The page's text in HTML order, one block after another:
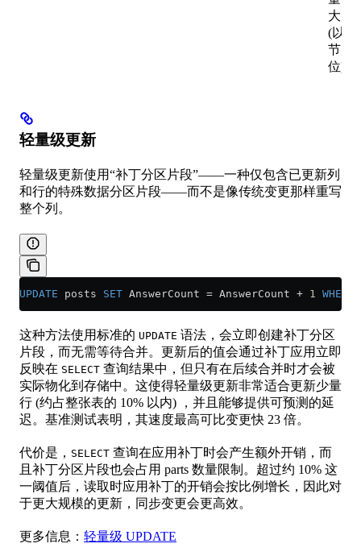
大大
(以字
节为
位) 。
轻量级更新
轻量级更新使用“补丁分区片段”——一种仅包含已更新列
和行的特殊数据分区片段——而不是像传统变更那样重写
整个列。
UPDATE posts SET AnswerCount = AnswerCount + 1 WHERE
这种方法使用标准的 UPDATE 语法，会立即创建补丁分区
片段，而无需等待合并。更新后的值会通过补丁应用立即
反映在 SELECT 查询结果中，但只有在后续合并时才会被
实际物化到存储中。这使得轻量级更新非常适合更新少量
行 (约占整张表的 10% 以内) ，并且能够提供可预测的延
迟。基准测试表明，其速度最高可比变更快 23 倍。
代价是， SELECT 查询在应用补丁时会产生额外开销，而
且补丁分区片段也会占用 parts 数量限制。超过约 10% 这
一阈值后，读取时应用补丁的开销会按比例增长，因此对
于更大规模的更新，同步变更会更高效。
更多信息： 轻量级 UPDATE